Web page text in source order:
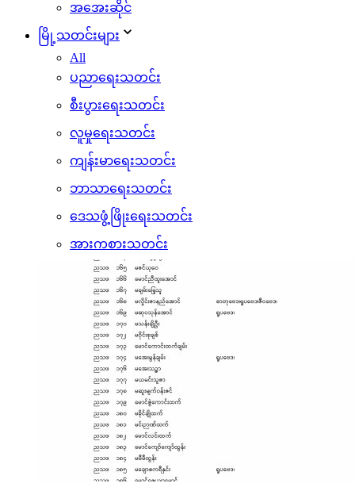
အအေးဆိုင်
မြို့သတင်းများ
All
ပညာရေးသတင်း
စီးပွားရေးသတင်း
လူမှုရေးသတင်း
ကျန်းမာရေးသတင်း
ဘာသာရေးသတင်း
ဒေသဖွံ့ဖြိုးရေးသတင်း
အားကစားသတင်း